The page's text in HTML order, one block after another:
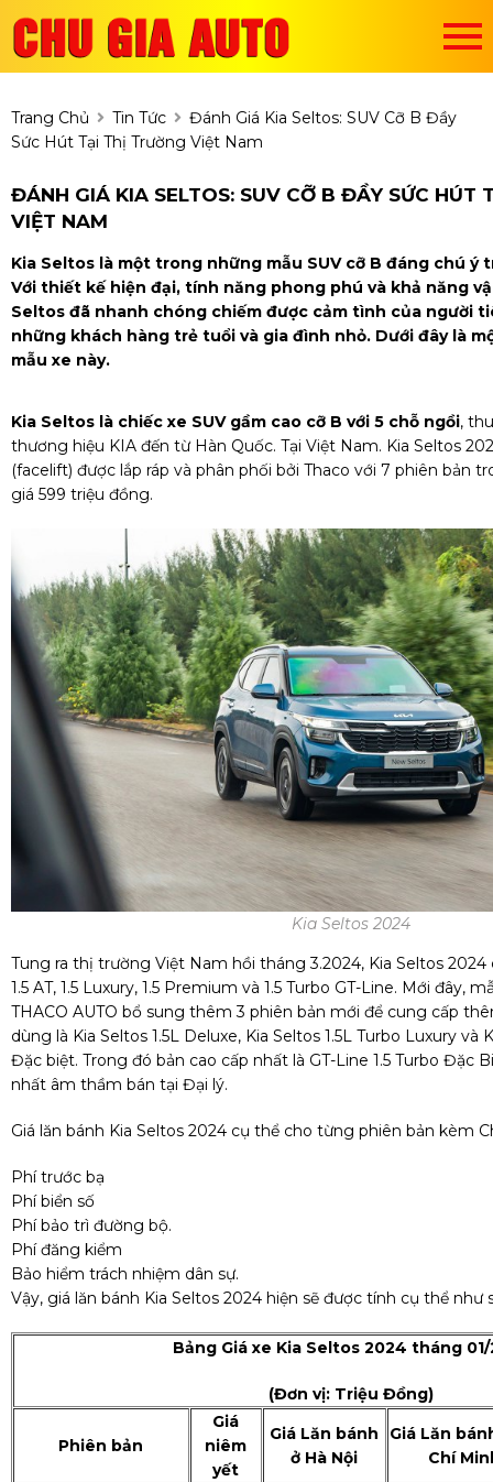
Trang Chủ Tin Tức
Đánh Giá Kia Seltos: SUV Cỡ B Đầy
Sức Hút Tại Thị Trường Việt Nam
ĐÁNH GIÁ KIA SELTOS: SUV CỠ B ĐẦY SỨC HÚT
VIỆT NAM
Kia Seltos là một trong những mẫu SUV cỡ B đáng chú ý
Với thiết kế hiện đại, tính năng phong phú và khả năng
Seltos đã nhanh chóng chiếm được cảm tình của người
những khách hàng trẻ tuổi và gia đình nhỏ. Dưới đây là
mẫu xe này.
Kia Seltos là chiếc xe SUV gầm cao cỡ B với 5 chỗ ngồi,
thương hiệu KIA đến từ Hàn Quốc. Tại Việt Nam. Kia Seltos
(facelift) được lắp ráp và phân phối bởi Thaco với 7 phiên bản
giá 599 triệu đồng.
Kia Seltos 2024
Tung ra thị trường Việt Nam hồi tháng 3.2024, Kia Seltos
1.5 AT, 1.5 Luxury, 1.5 Premium và 1.5 Turbo GT-Line. Mới đây,
THACO AUTO bổ sung thêm 3 phiên bản mới để cung cấp
dùng là Kia Seltos 1.5L Deluxe, Kia Seltos 1.5L Turbo Luxury và
Đặc biệt. Trong đó bản cao cấp nhất là GT-Line 1.5 Turbo Đặc
nhất âm thầm bán tại Đại lý.
Giá lăn bánh Kia Seltos 2024 cụ thể cho từng phiên bản kèm
Phí trước bạ
Phí biển số
Phí bảo trì đường bộ.
Phí đăng kiểm
Bảo hiểm trách nhiệm dân sự.
Vậy, giá lăn bánh Kia Seltos 2024 hiện sẽ được tính cụ thể như
Bảng Giá xe Kia Seltos 2024 tháng
(Đơn vị: Triệu Đồng)
Phiên bản
Giá
niêm
yết
Giá Lăn bánh
ở Hà Nội
Giá Lăn
Chí